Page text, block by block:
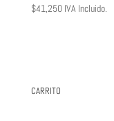
$41,250 IVA Incluido.
CARRITO